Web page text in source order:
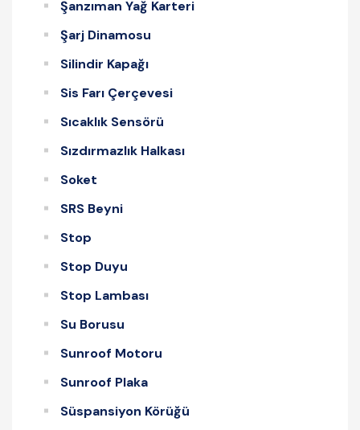
Şanzıman Yağ Karteri
Şarj Dinamosu
Silindir Kapağı
Sis Farı Çerçevesi
Sıcaklık Sensörü
Sızdırmazlık Halkası
Soket
SRS Beyni
Stop
Stop Duyu
Stop Lambası
Su Borusu
Sunroof Motoru
Sunroof Plaka
Süspansiyon Körüğü